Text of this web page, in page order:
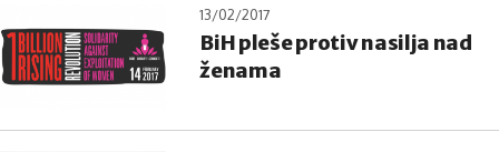
13/02/2017
BiH pleše protiv nasilja nad
ženama